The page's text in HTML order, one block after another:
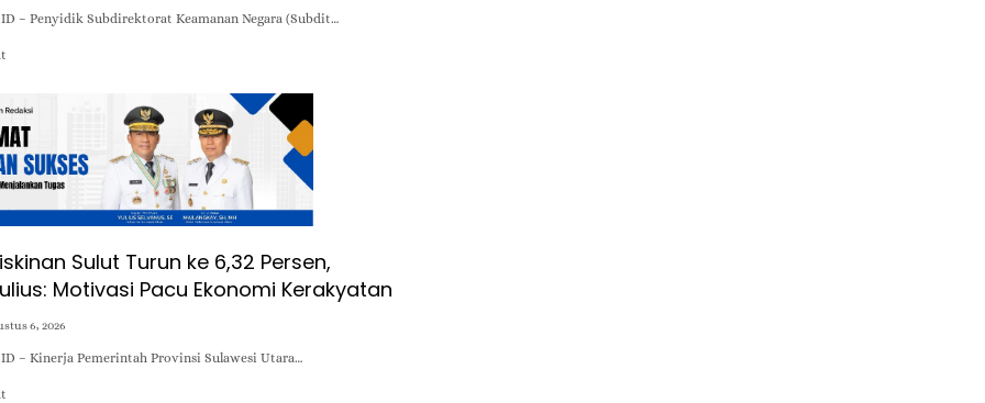
– Penyidik Subdirektorat Keamanan Negara (Subdit…
Sulut Turun ke 6,32 Persen,
Motivasi Pacu Ekonomi Kerakyatan
6, 2026
– Kinerja Pemerintah Provinsi Sulawesi Utara…